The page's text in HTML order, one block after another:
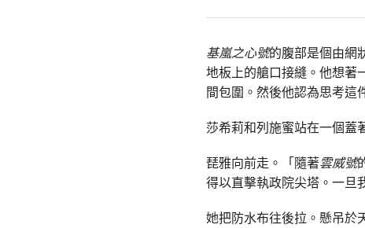
基嵐之心號的腹部是個由網
地板上的艙口接縫。他想著
間包圍。然後他認為思考這
莎希莉和列施蜜站在一個蓋
琵雅向前走。「隨著雲威號
得以直擊執政院尖塔。一旦
她把防水布往後拉。懸吊於